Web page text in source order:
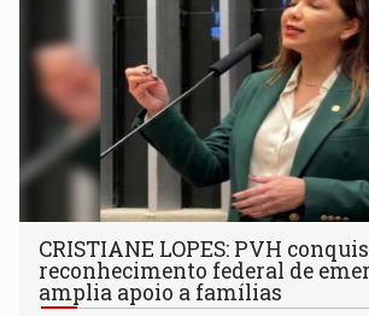
CRISTIANE LOPES: PVH
reconhecimento federal de
amplia apoio a famílias